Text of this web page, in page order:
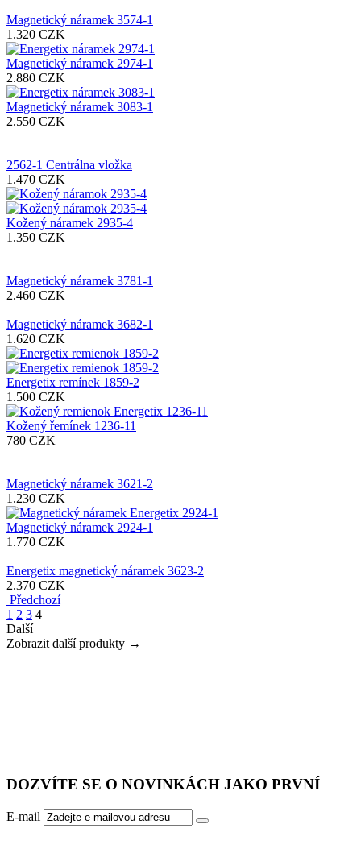
Magnetický náramek 3574-1
1.320 CZK
Magnetický náramek 2974-1
2.880 CZK
Magnetický náramek 3083-1
2.550 CZK
2562-1 Centrálna vložka
1.470 CZK
Kožený náramek 2935-4
1.350 CZK
Magnetický náramek 3781-1
2.460 CZK
Magnetický náramek 3682-1
1.620 CZK
Energetix remínek 1859-2
1.500 CZK
Kožený řemínek 1236-11
780 CZK
Magnetický náramek 3621-2
1.230 CZK
Magnetický náramek 2924-1
1.770 CZK
Energetix magnetický náramek 3623-2
2.370 CZK
Předchozí
1 2 3 4
Další
Zobrazit další produkty →
DOZVÍTE SE O NOVINKÁCH JAKO PRVNÍ
E-mail